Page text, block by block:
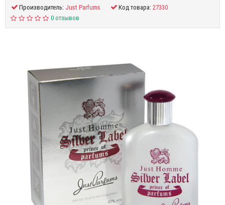
Производитель: Just Parfums Код товара:27330
0 отзывов